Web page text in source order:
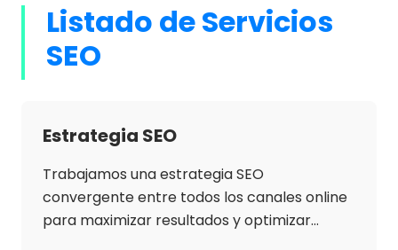
Listado de Servicios
SEO
Estrategia SEO
Trabajamos una estrategia SEO
convergente entre todos los canales online
para maximizar resultados y optimizar